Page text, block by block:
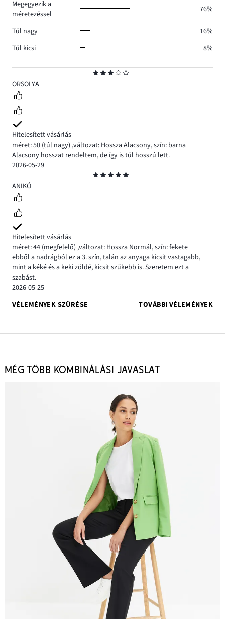
3
ORSOLYA
Hitelesített vásárlás
méret: 50 (túl nagy) ,változat: Hossza Alacsony,szín: barna
Alacsony hosszat rendeltem, de így is túl hosszú lett.
2026-05-29
5
ANIKÓ
Hitelesített vásárlás
méret: 44 (megfelelő) ,változat: Hossza Normál,szín: fekete
ebből a nadrágból ez a 3. szín, talán az anyaga kicsit vastagabb,
mint a kéké és a keki zöldé, kicsit szűkebb is. Szeretem ezt a
szabást.
2026-05-25
VÉLEMÉNYEK SZŰRÉSE
TOVÁBBI VÉLEMÉNYEK
Megegyezik a
méretezéssel
76%
Túl nagy
16%
Túl kicsi
8%
MÉG TÖBB KOMBINÁLÁSI JAVASLAT